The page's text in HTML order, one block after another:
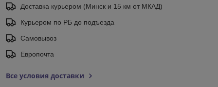
Доставка курьером (Минск и 15 км от МКАД)
Курьером по РБ до подъезда
Самовывоз
Европочта
Все условия доставки